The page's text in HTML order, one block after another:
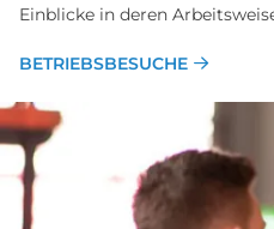
Einblicke in deren
BETRIEBSBESUCHE